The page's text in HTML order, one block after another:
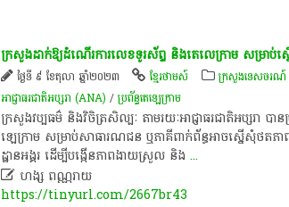
ក្រសួង​ដាក់​ឱ្យ​ដំណើរការ​លេខ​ទូរស័ព្ទ​ និង​តេ​លេ​ក្រាម​ សម្រាប់​ស្
ថ្ងៃទី ៩ ខែតុលា ឆ្នាំ២០២៣ ខ្មែរថាមស៍ ក្រសួងទេសចរណ៍
អាជ្ញាធរ​ជាតិ​អប្សរា​ (ANA) /ប្រព័ន្ធ​តេ​ឡេ​ក្រាម​
ក្រសួង​វប្បធម៌​ និង​វិចិត្រសិល្បៈ​ តាម​រយៈ​អាជ្ញាធរ​ជាតិ​អប្សរា​ ប
ឡេ​ក្រាម​ សម្រាប់​សាធារណជន​ ឬ​ភាគី​ពាក់ព័ន្ធ​អាច​ស្នើ​សុំ​ថត​ភ
ដ្ឋាន​អង្គរ​ ដើម្បី​បង្កើន​ភាព​ងាយស្រួល​ និង...
 ហង្ស ពណ្ណរាយ
https://tinyurl.com/2667br43